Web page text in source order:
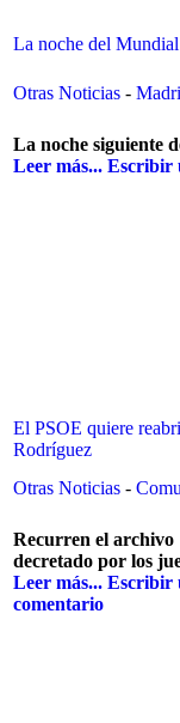
La noche del
Otras Noticias -
La noche siguiente
Leer más... Escribir
El PSOE quiere
Rodríguez
Otras Noticias -
Recurren el archivo
decretado por los
Leer más... Escribir
comentario